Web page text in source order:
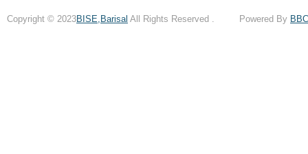
Copyright © 2023BISE,Barisal All Rights Reserved . Powered By